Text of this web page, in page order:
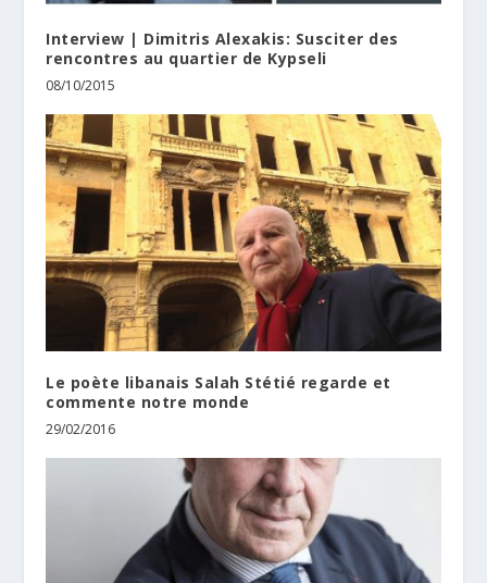
Interview | Dimitris Alexakis: Susciter des
rencontres au quartier de Kypseli
08/10/2015
Le poète libanais Salah Stétié regarde et
commente notre monde
29/02/2016